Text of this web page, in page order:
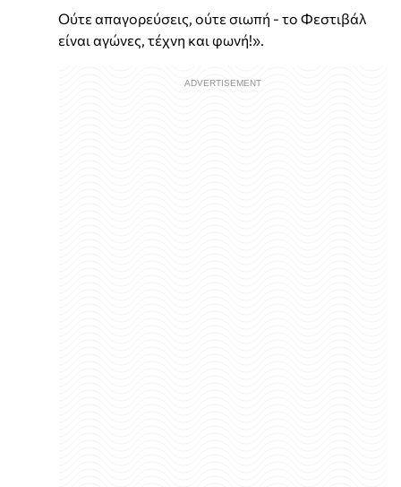
Ούτε απαγορεύσεις, ούτε σιωπή - το Φεστιβάλ
είναι αγώνες, τέχνη και φωνή!».